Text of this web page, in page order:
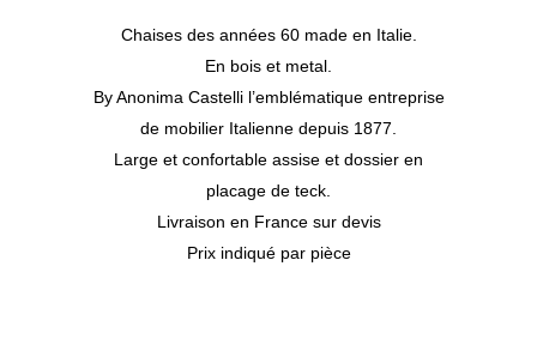
Chaises des années 60 made en Italie.
En bois et metal.
By Anonima Castelli l’emblématique entreprise
de mobilier Italienne depuis 1877.
Large et confortable assise et dossier en
placage de teck.
Livraison en France sur devis
Prix indiqué par pièce